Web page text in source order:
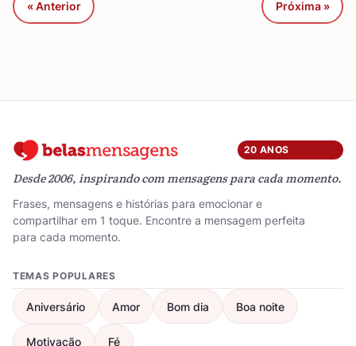
« Anterior Próxima »
20 ANOS
Desde 2006, inspirando com mensagens para cada momento.
Frases, mensagens e histórias para emocionar e
compartilhar em 1 toque. Encontre a mensagem perfeita
para cada momento.
TEMAS POPULARES
Aniversário Amor Bom dia Boa noite
Motivação Fé